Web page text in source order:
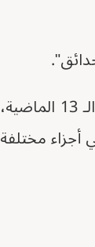
إنها أرض ولدت فيها منذ أكثر من قرن، لكنها لم ترها منذ سنوات. على مدى السنوات الـ 13 الماضية،
مختلفة